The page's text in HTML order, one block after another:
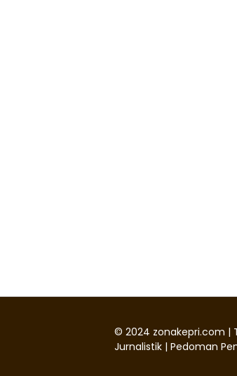
© 2024 zonakepri.com |
Jurnalistik | Pedoman